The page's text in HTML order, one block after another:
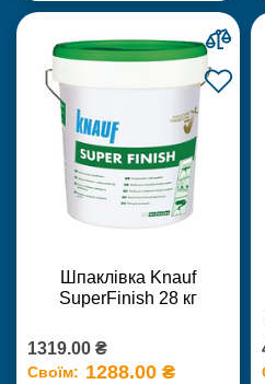
Шпаклівка Knauf
SuperFinish 28 кг
1319.00 ₴
Своїм: 1288.00 ₴